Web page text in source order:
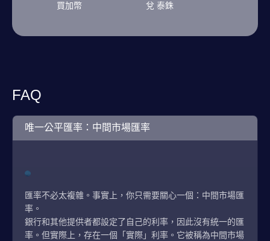
買加幣
兌 泰銖
FAQ
唯一公平匯率：中間市場匯率
匯率不必太複雜。事實上，你只需要關心一個：中間市場匯
率。
銀行和其他提供者都設定了自己的利率，因此沒有統一的匯
率。但實際上，存在一個「實際」利率。它被稱為中間市場